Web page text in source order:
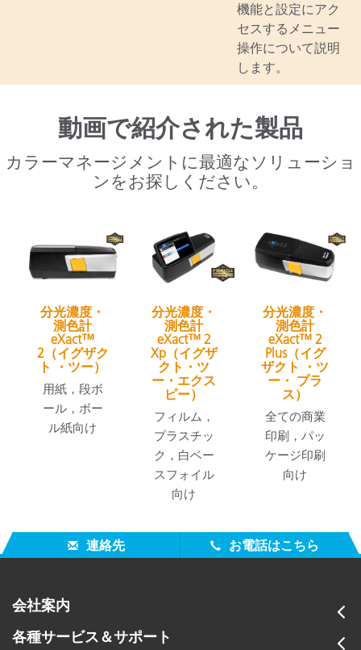
機能と設定にアク
セスするメニュー
操作について説明
します。
動画で紹介された製品
カラーマネージメントに最適なソリューショ
ンをお探しください。
分光濃度・
測色計
eXact™
2（イグザク
ト ・ツー）
用紙，段ボ
ール，ボー
ル紙向け
分光濃度・
測色計
eXact™ 2
Xp（イグザ
クト・ツ
ー・エクス
ピー）
フィルム，
プラスチッ
ク，白ベー
スフォイル
向け
分光濃度・
測色計
eXact™ 2
Plus（イグ
ザクト ・ツ
ー・ プラ
ス）
全ての商業
印刷，パッ
ケージ印刷
向け
連絡先 お電話はこちら
会社案内
各種サービス＆サポート